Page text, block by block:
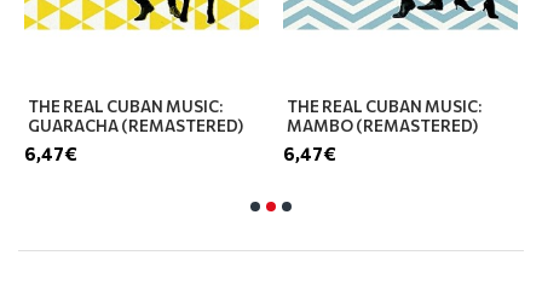
THE REAL CUBAN MUSIC:
GUARACHA (REMASTERED)
6,47€
THE REAL CUBAN MUSIC:
MAMBO (REMASTERED)
6,47€